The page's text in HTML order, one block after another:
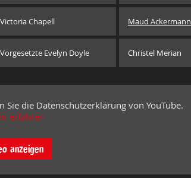
Victoria Chapell Maud Ackermann
Vorgesetzte Evelyn Doyle Christel Merian
Sie die Datenschutzerklärung von YouTube.
erfahren
anzeigen